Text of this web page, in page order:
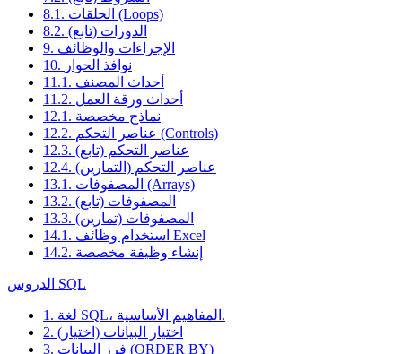
8.1. الحلقات (Loops)
8.2. الدورات (تابع)
9. الإجراءات والوظائف
10. نوافذ الحوار
11.1. أحداث المصنف
11.2. أحداث ورقة العمل
12.1. نماذج مخصصة
12.2. عناصر التحكم (Controls)
12.3. عناصر التحكم (تابع)
12.4. عناصر التحكم (التمارين)
13.1. المصفوفات (Arrays)
13.2. المصفوفات (تابع)
13.3. المصفوفات (تمارين)
14.1. استخدام وظائف Excel
14.2. إنشاء وظيفة مخصصة
الدروس SQL
1. لغة SQL، المفاهيم الأساسية.
2. اختيار البيانات (اختيار)
3. فرز البيانات (ORDER BY)